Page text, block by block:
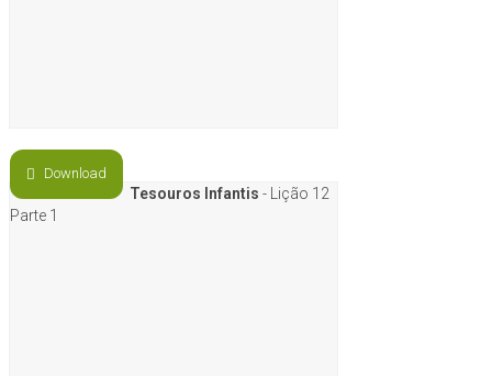
Download
Tesouros Infantis - Lição 12
Parte 1